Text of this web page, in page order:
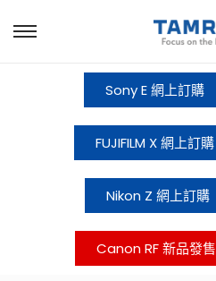
Sony E 網上訂購
FUJIFILM X 網上訂購
Nikon Z 網上訂購
Canon RF 新品發售